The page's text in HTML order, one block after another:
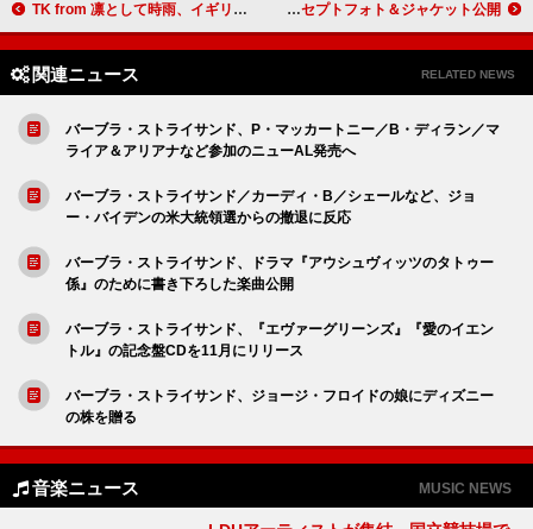
TK from 凛として時雨、イギリス＆アイスランドの映像を交えた「orbit」MVプレミア公開へ LE SSERAFIM、温かい雰囲気の『DIFFERENT』グループコンセプトフォト＆ジャケット公開
関連ニュース RELATED NEWS
バーブラ・ストライサンド、P・マッカートニー／B・ディラン／マ
ライア＆アリアナなど参加のニューAL発売へ
バーブラ・ストライサンド／カーディ・B／シェールなど、ジョ
ー・バイデンの米大統領選からの撤退に反応
バーブラ・ストライサンド、ドラマ『アウシュヴィッツのタトゥー
係』のために書き下ろした楽曲公開
バーブラ・ストライサンド、『エヴァーグリーンズ』『愛のイエン
トル』の記念盤CDを11月にリリース
バーブラ・ストライサンド、ジョージ・フロイドの娘にディズニー
の株を贈る
音楽ニュース MUSIC NEWS